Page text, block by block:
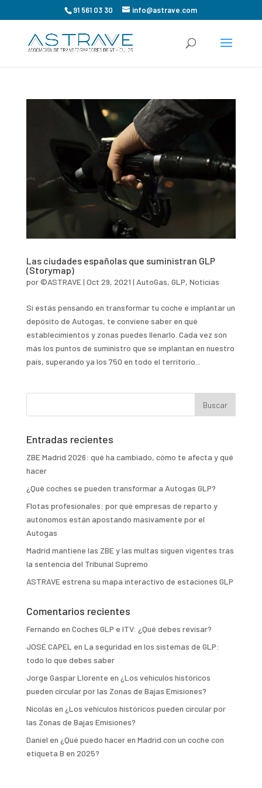
91 561 03 30 info@astrave.com
Las ciudades españolas que suministran GLP
(Storymap)
por©ASTRAVE| Oct 29, 2021 | AutoGas, GLP, Noticias
Si estás pensando en transformar tu coche e implantar un
depósito de Autogas, te conviene saber en qué
establecimientos y zonas puedes llenarlo. Cada vez son
más los puntos de suministro que se implantan en nuestro
país, superando ya los 750 en todo el territorio...
Entradas recientes
ZBE Madrid 2026: qué ha cambiado, cómo te afecta y qué
hacer
¿Qué coches se pueden transformar a Autogas GLP?
Flotas profesionales: por qué empresas de reparto y
autónomos están apostando masivamente por el
Autogas
Madrid mantiene las ZBE y las multas siguen vigentes tras
la sentencia del Tribunal Supremo
ASTRAVE estrena su mapa interactivo de estaciones GLP
Comentarios recientes
Fernando en Coches GLP e ITV: ¿Qué debes revisar?
JOSÉ CAPEL en La seguridad en los sistemas de GLP:
todo lo que debes saber
Jorge Gaspar Llorente en ¿Los vehículos históricos
pueden circular por las Zonas de Bajas Emisiones?
Nicolás en ¿Los vehículos históricos pueden circular por
las Zonas de Bajas Emisiones?
Daniel en ¿Qué puedo hacer en Madrid con un coche con
etiqueta B en 2025?